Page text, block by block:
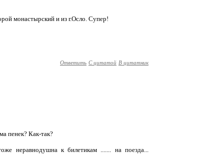
монастырский и из г.Осло. Супер!
Ответить С цитатой В цитатник
пенек? Как-так?
неравнодушна к билетикам ....... на поезда...